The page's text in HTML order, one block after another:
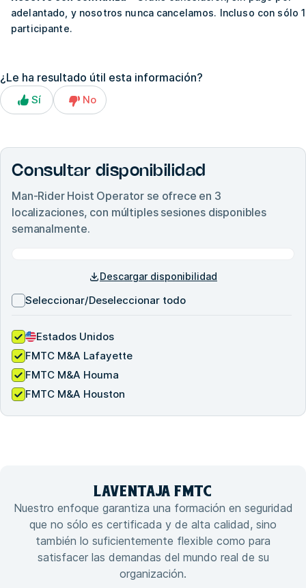
adelantado, y nosotros nunca cancelamos. Incluso con sólo 1
participante.
¿Le ha resultado útil esta información?
Sí No
Consultar disponibilidad
Man-Rider Hoist Operator se ofrece en 3
localizaciones, con múltiples sesiones disponibles
semanalmente.
Descargar disponibilidad
Seleccionar/Deseleccionar todo
Estados Unidos
FMTC M&A Lafayette
FMTC M&A Houma
FMTC M&A Houston
LAVENTAJA FMTC
Nuestro enfoque garantiza una formación en seguridad
que no sólo es certificada y de alta calidad, sino
también lo suficientemente flexible como para
satisfacer las demandas del mundo real de su
organización.